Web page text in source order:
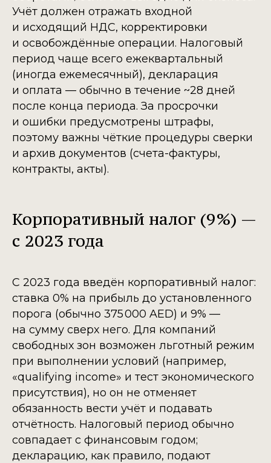
Учёт должен отражать входной
и исходящий НДС, корректировки
и освобождённые операции. Налоговый
период чаще всего ежеквартальный
(иногда ежемесячный), декларация
и оплата — обычно в течение ~28 дней
после конца периода. За просрочки
и ошибки предусмотрены штрафы,
поэтому важны чёткие процедуры сверки
и архив документов (счета-фактуры,
контракты, акты).
Корпоративный налог (9%) —
с 2023 года
С 2023 года введён корпоративный налог:
ставка 0% на прибыль до установленного
порога (обычно 375 000 AED) и 9% —
на сумму сверх него. Для компаний
свободных зон возможен льготный режим
при выполнении условий (например,
«qualifying income» и тест экономического
присутствия), но он не отменяет
обязанность вести учёт и подавать
отчётность. Налоговый период обычно
совпадает с финансовым годом;
декларацию, как правило, подают